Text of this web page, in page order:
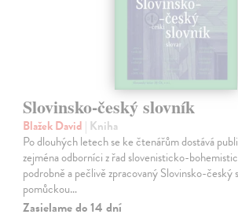
Slovinsko-český slovník
Blažek David | Kniha
Po dlouhých letech se ke čtenářům dostává
zejména odborníci z řad slovenisticko-
podrobně a pečlivě zpracovaný Slovinsko-český
pomůckou…
Zasielame do 14 dní